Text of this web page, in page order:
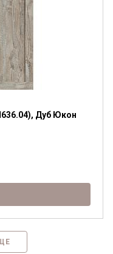
Дуб Юкон